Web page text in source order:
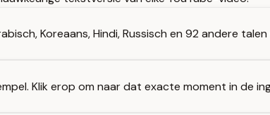
Koreaans, Hindi, Russisch en 92 andere
Klik erop om naar dat exacte moment in de